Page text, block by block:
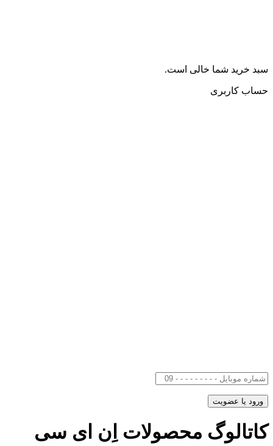
سبد خرید شما خالی است.
حساب کاربری
کاتالوگ محصولات اِن ای سی